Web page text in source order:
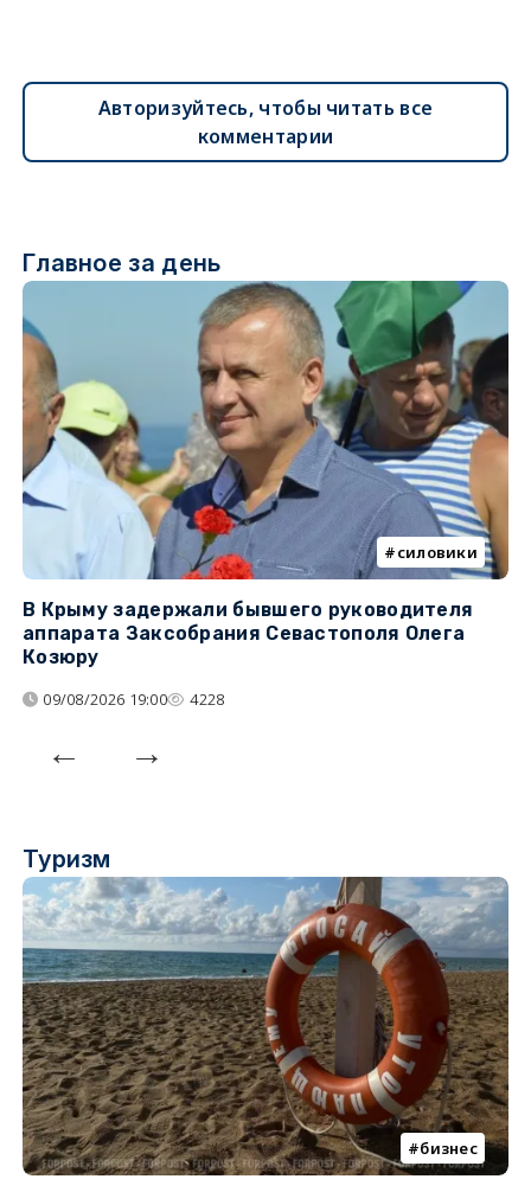
Авторизуйтесь, чтобы читать все
комментарии
Главное за день
силовики
В Крыму задержали бывшего руководителя
аппарата Заксобрания Севастополя Олега
Козюру
09/08/2026 19:00 4228
Туризм
бизнес